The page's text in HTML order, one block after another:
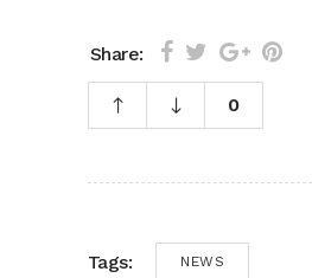
Share:
0
Tags: NEWS